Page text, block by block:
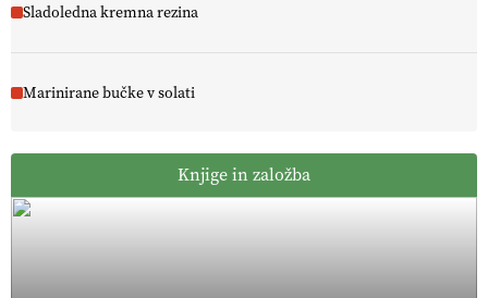
Sladoledna kremna rezina
Marinirane bučke v solati
Knjige in založba